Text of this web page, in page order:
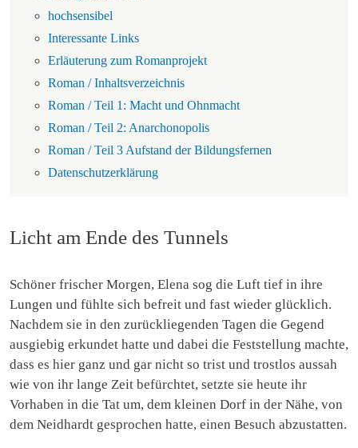
Licht am Ende des Tunnels
Schöner frischer Morgen, Elena sog die Luft tief in ihre
Lungen und fühlte sich befreit und fast wieder glücklich.
Nachdem sie in den zurückliegenden Tagen die Gegend
ausgiebig erkundet hatte und dabei die Feststellung machte,
dass es hier ganz und gar nicht so trist und trostlos aussah
wie von ihr lange Zeit befürchtet, setzte sie heute ihr
Vorhaben in die Tat um, dem kleinen Dorf in der Nähe, von
dem Neidhardt gesprochen hatte, einen Besuch abzustatten.
hochsensibel
Interessante Links
Erläuterung zum Romanprojekt
Roman / Inhaltsverzeichnis
Roman / Teil 1: Macht und Ohnmacht
Roman / Teil 2: Anarchonopolis
Roman / Teil 3 Aufstand der Bildungsfernen
Datenschutzerklärung